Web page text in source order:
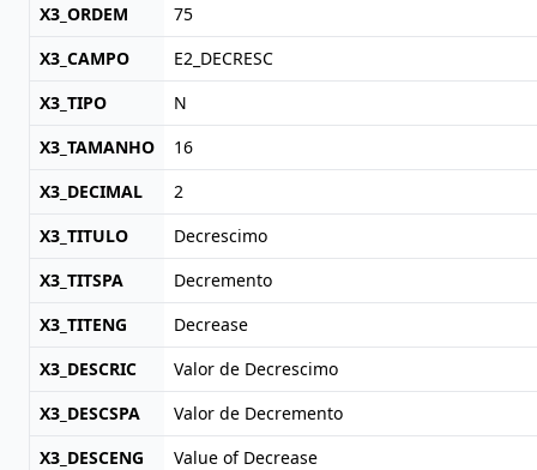
X3_ORDEM
75
X3_CAMPO
E2_DECRESC
X3_TIPO
N
X3_TAMANHO
16
X3_DECIMAL
2
X3_TITULO
Decrescimo
X3_TITSPA
Decremento
X3_TITENG
Decrease
X3_DESCRIC
Valor de Decrescimo
X3_DESCSPA
Valor de Decremento
X3_DESCENG
Value of Decrease